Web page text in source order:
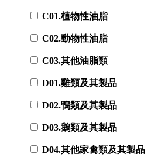
C01.植物性油脂
C02.動物性油脂
C03.其他油脂類
D01.雞類及其製品
D02.鴨類及其製品
D03.鵝類及其製品
D04.其他家禽類及其製品